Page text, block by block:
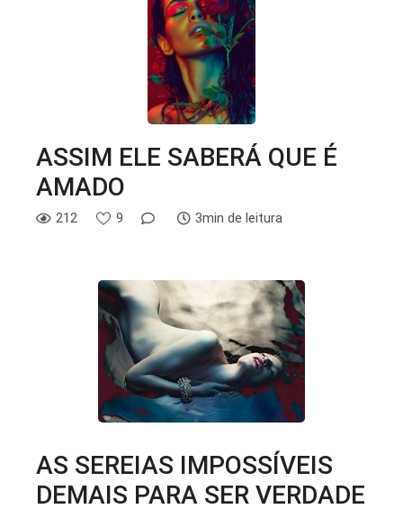
ASSIM ELE SABERÁ QUE É
AMADO
212 9 3min de leitura
AS SEREIAS IMPOSSÍVEIS
DEMAIS PARA SER VERDADE